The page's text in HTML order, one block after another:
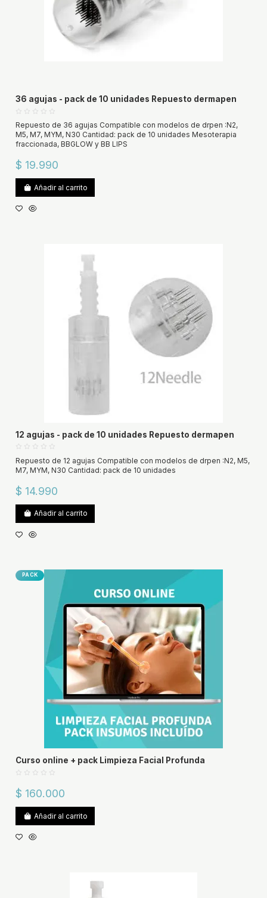
36 agujas - pack de 10 unidades Repuesto dermapen
Repuesto de 36 agujas Compatible con modelos de drpen :N2,
M5, M7, MYM, N30 Cantidad: pack de 10 unidades Mesoterapia
fraccionada, BBGLOW y BB LIPS
$ 19.990
Añadir al carrito
12 agujas - pack de 10 unidades Repuesto dermapen
Repuesto de 12 agujas Compatible con modelos de drpen :N2, M5,
M7, MYM, N30 Cantidad: pack de 10 unidades
$ 14.990
Añadir al carrito
PACK
Curso online + pack Limpieza Facial Profunda
$ 160.000
Añadir al carrito